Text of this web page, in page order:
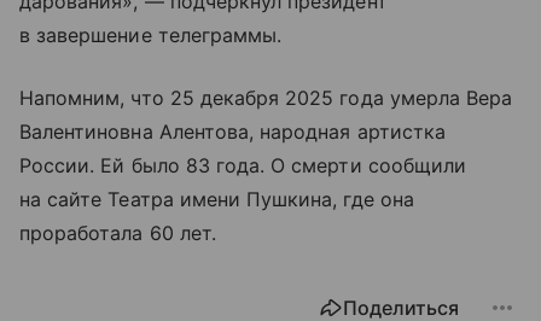
в завершение телеграммы.
Напомним, что 25 декабря 2025 года умерла Вера
Валентиновна Алентова, народная артистка
России. Ей было 83 года. О смерти сообщили
на сайте Театра имени Пушкина, где она
проработала 60 лет.
Поделиться